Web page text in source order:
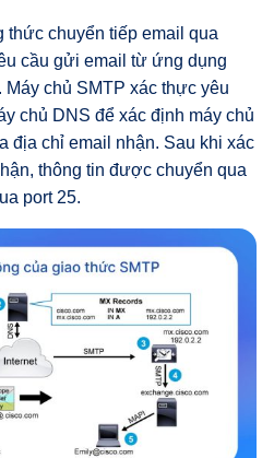
chuyển tiếp email qua
cầu gửi email từ ứng dụng
chủ SMTP xác thực yêu
chủ DNS để xác định máy chủ
địa chỉ email nhận. Sau khi xác
thông tin được chuyển qua
port 25.